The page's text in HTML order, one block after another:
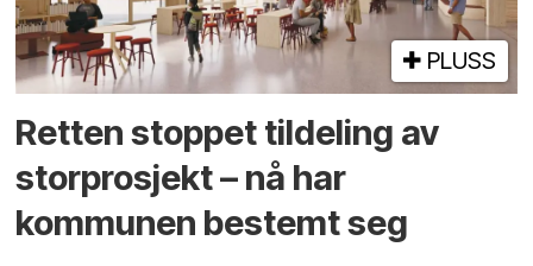
PLUSS
Retten stoppet tildeling av
storprosjekt – nå har
kommunen bestemt seg